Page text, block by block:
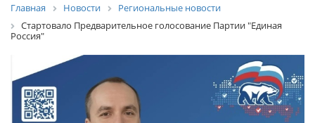
Главная Новости
Региональные новости
Стартовало Предварительное голосование Партии "Единая
Россия"